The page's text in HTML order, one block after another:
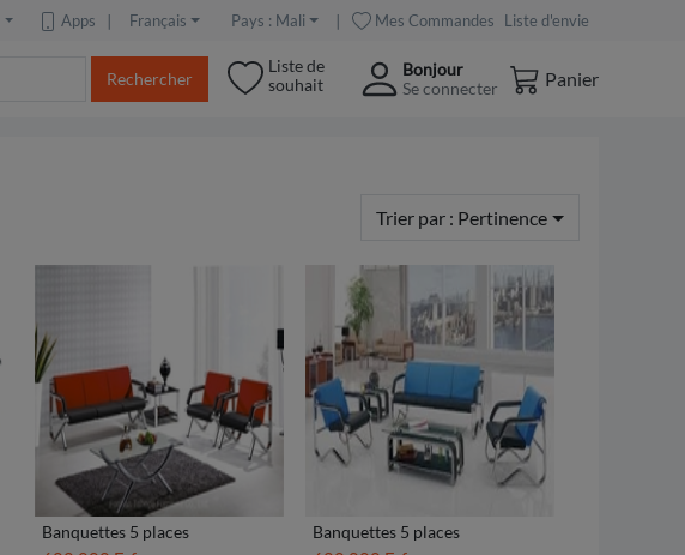
Apps ∣ Français Pays : Mali ∣ Mes Commandes Liste d'envie
Rechercher
Liste de
souhait
Bonjour
Se connecter
Panier
Trier par : Pertinence
Banquettes 5 places Banquettes 5 places